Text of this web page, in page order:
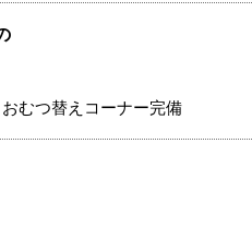
むつ替えコーナー完備